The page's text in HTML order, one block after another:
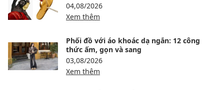
04,08/2026
Xem thêm
Phối đồ với áo khoác dạ ngắn: 12 công
thức ấm, gọn và sang
03,08/2026
Xem thêm